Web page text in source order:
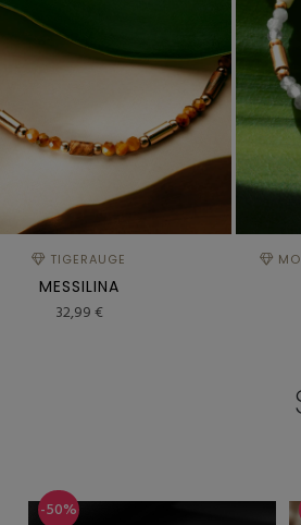
TIGERAUGE
MESSILINA
32,99 €
-50% -